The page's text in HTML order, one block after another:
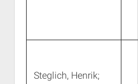
Steglich, Henrik;